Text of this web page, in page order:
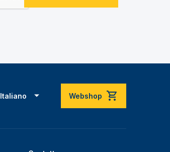
Italiano Webshop